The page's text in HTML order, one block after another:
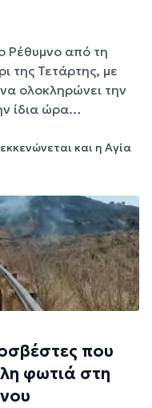
Ρέθυμνο από τη
της Τετάρτης, με
ολοκληρώνει την
ίδια ώρα…
που
φωτιά στη